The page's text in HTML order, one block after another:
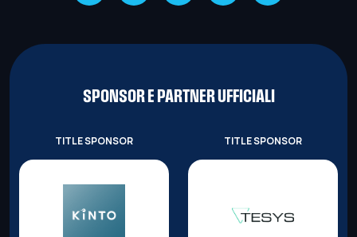
SPONSOR E PARTNER UFFICIALI
TITLE SPONSOR TITLE SPONSOR